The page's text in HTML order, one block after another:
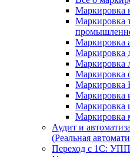
Маркировка
Маркировка
Маркировка
Маркировка
Маркировка
Маркировка
Маркировка
Маркировка
Маркировка
Маркировка
Аудит и
(Реальная
Переход с 1С: